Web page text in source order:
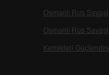
Osmanlı Rus
Osmanlı Rus
Kemikleri